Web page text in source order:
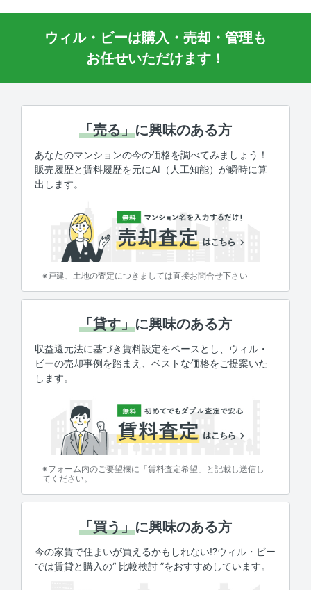
ウィル・ビーは購入・売却・管理も
お任せいただけます！
「売る」に興味のある方
あなたのマンションの今の価格を調べてみましょう！
販売履歴と賃料履歴を元にAI（人工知能）が瞬時に算
出します。
※戸建、土地の査定につきましては直接お問合せ下さい
「貸す」に興味のある方
収益還元法に基づき賃料設定をベースとし、ウィル・
ビーの売却事例を踏まえ、ベストな価格をご提案いた
します。
※フォーム内のご要望欄に「賃料査定希望」と記載し送信し
てください。
「買う」に興味のある方
今の家賃で住まいが買えるかもしれない!?ウィル・ビー
では賃貸と購入の“ 比較検討 ”をおすすめしています。